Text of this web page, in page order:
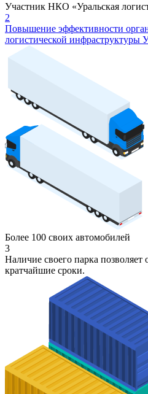
Участник НКО «Уральская
2
Повышение эффективности
логистической инфраструктуры
Более 100 своих автомобилей
3
Наличие своего парка позволяет
кратчайшие сроки.